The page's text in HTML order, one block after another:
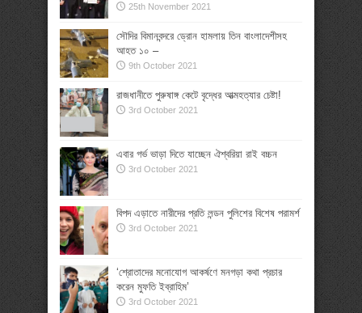
25th November 2021
সৌদির বিমানবন্দরে ড্রোন হামলায় তিন বাংলাদেশীসহ
আহত ১০ –
9th October 2021
রাজধানীতে পুরুষাঙ্গ কেটে বৃদ্ধের আত্মহত্যার চেষ্টা!
3rd October 2021
এবার গর্ভ ভাড়া দিতে যাচ্ছেন ঐশ্বরিয়া রাই বচ্চন
3rd October 2021
বিপদ এড়াতে নারীদের প্রতি লন্ডন পুলিশের বিশেষ পরামর্শ
3rd October 2021
‘শ্রোতাদের মনোযোগ আকর্ষণে মনগড়া কথা প্রচার
করেন মুফতি ইব্রাহিম’
3rd October 2021